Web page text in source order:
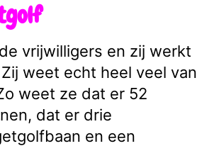
vrijwilligers en zij werkt
weet echt heel veel van
weet ze dat er 52
dat er drie
en een